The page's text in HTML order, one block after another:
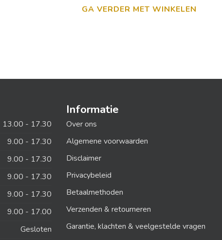
GA VERDER MET WINKELEN
13.00 - 17.30
9.00 - 17.30
9.00 - 17.30
9.00 - 17.30
9.00 - 17.30
9.00 - 17.00
Gesloten
Informatie
Over ons
Algemene voorwaarden
Disclaimer
Privacybeleid
Betaalmethoden
Verzenden & retourneren
Garantie, klachten & veelgestelde vragen